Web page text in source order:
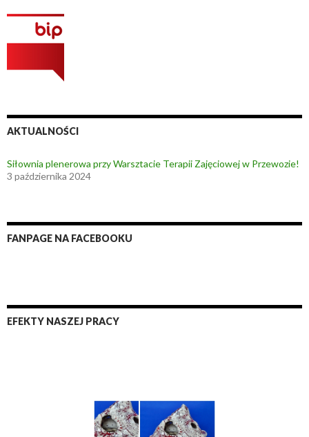
AKTUALNOŚCI
Siłownia plenerowa przy Warsztacie Terapii Zajęciowej w Przewozie!
3 października 2024
FANPAGE NA FACEBOOKU
EFEKTY NASZEJ PRACY